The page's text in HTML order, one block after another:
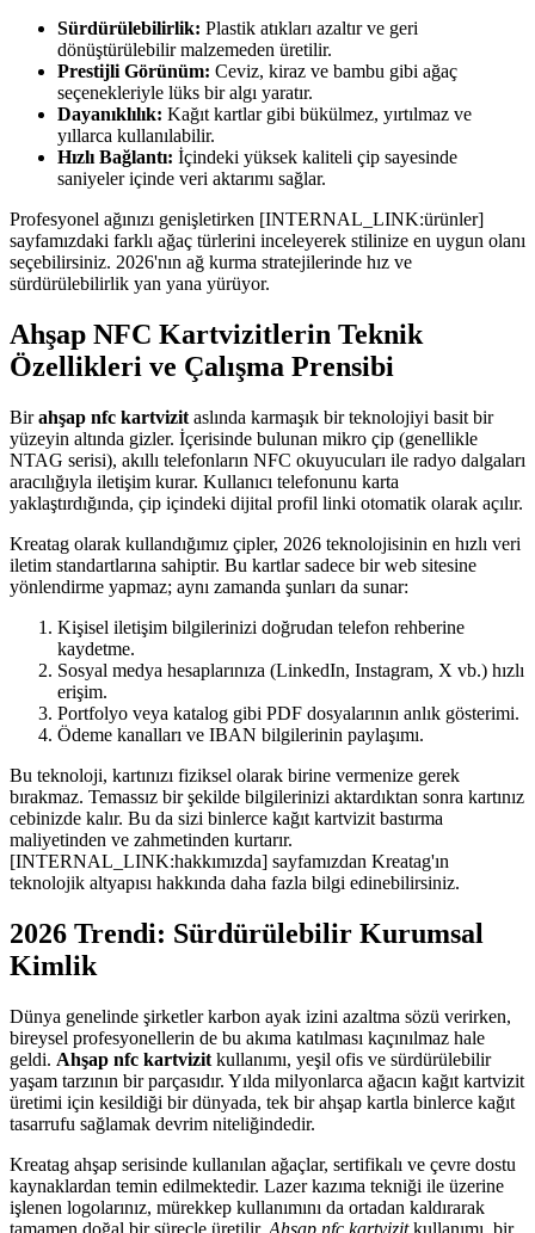
Sürdürülebilirlik: Plastik atıkları azaltır ve geri
dönüştürülebilir malzemeden üretilir.
Prestijli Görünüm: Ceviz, kiraz ve bambu gibi ağaç
seçenekleriyle lüks bir algı yaratır.
Dayanıklılık: Kağıt kartlar gibi bükülmez, yırtılmaz ve
yıllarca kullanılabilir.
Hızlı Bağlantı: İçindeki yüksek kaliteli çip sayesinde
saniyeler içinde veri aktarımı sağlar.
Profesyonel ağınızı genişletirken [INTERNAL_LINK:ürünler]
sayfamızdaki farklı ağaç türlerini inceleyerek stilinize en uygun olanı
seçebilirsiniz. 2026'nın ağ kurma stratejilerinde hız ve
sürdürülebilirlik yan yana yürüyor.
Ahşap NFC Kartvizitlerin Teknik
Özellikleri ve Çalışma Prensibi
Birahşap nfc kartvizit aslında karmaşık bir teknolojiyi basit bir
yüzeyin altında gizler. İçerisinde bulunan mikro çip (genellikle
NTAG serisi), akıllı telefonların NFC okuyucuları ile radyo dalgaları
aracılığıyla iletişim kurar. Kullanıcı telefonunu karta
yaklaştırdığında, çip içindeki dijital profil linki otomatik olarak açılır.
Kreatag olarak kullandığımız çipler, 2026 teknolojisinin en hızlı veri
iletim standartlarına sahiptir. Bu kartlar sadece bir web sitesine
yönlendirme yapmaz; aynı zamanda şunları da sunar:
Kişisel iletişim bilgilerinizi doğrudan telefon rehberine
kaydetme.
Sosyal medya hesaplarınıza (LinkedIn, Instagram, X vb.) hızlı
erişim.
Portfolyo veya katalog gibi PDF dosyalarının anlık gösterimi.
Ödeme kanalları ve IBAN bilgilerinin paylaşımı.
Bu teknoloji, kartınızı fiziksel olarak birine vermenize gerek
bırakmaz. Temassız bir şekilde bilgilerinizi aktardıktan sonra kartınız
cebinizde kalır. Bu da sizi binlerce kağıt kartvizit bastırma
maliyetinden ve zahmetinden kurtarır.
[INTERNAL_LINK:hakkımızda] sayfamızdan Kreatag'ın
teknolojik altyapısı hakkında daha fazla bilgi edinebilirsiniz.
2026 Trendi: Sürdürülebilir Kurumsal
Kimlik
Dünya genelinde şirketler karbon ayak izini azaltma sözü verirken,
bireysel profesyonellerin de bu akıma katılması kaçınılmaz hale
geldi. Ahşap nfc kartvizit kullanımı, yeşil ofis ve sürdürülebilir
yaşam tarzının bir parçasıdır. Yılda milyonlarca ağacın kağıt kartvizit
üretimi için kesildiği bir dünyada, tek bir ahşap kartla binlerce kağıt
tasarrufu sağlamak devrim niteliğindedir.
Kreatag ahşap serisinde kullanılan ağaçlar, sertifikalı ve çevre dostu
kaynaklardan temin edilmektedir. Lazer kazıma tekniği ile üzerine
işlenen logolarınız, mürekkep kullanımını da ortadan kaldırarak
tamamen doğal bir süreçle üretilir. Ahşap nfc kartvizitkullanımı, bir